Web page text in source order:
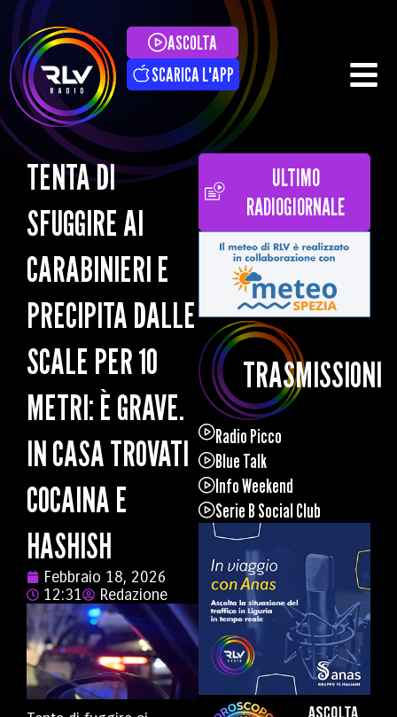
ASCOLTA
SCARICA L'APP
TENTA DI
SFUGGIRE AI
CARABINIERI E
PRECIPITA DALLE
SCALE PER 10
METRI: È GRAVE.
IN CASA TROVATI
COCAINA E
HASHISH
Febbraio 18, 2026
12:31
Redazione
ULTIMO
RADIOGIORNALE
TRASMISSIONI
Radio Picco
Blue Talk
Info Weekend
Serie B Social Club